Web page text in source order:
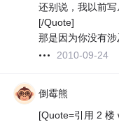
还别说，我以前
[/Quote]
那是因为你没有
2010-09-24
倒霉熊
[Quote=引用 2 楼